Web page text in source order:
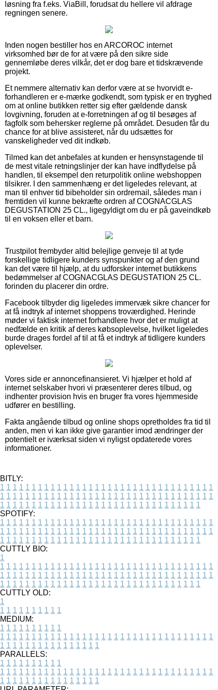
løsning fra f.eks. ViaBill, forudsat du hellere vil afdrage
regningen senere.
Inden nogen bestiller hos en ARCOROC internet
virksomhed bør de for at være på den sikre side
gennemløbe deres vilkår, det er dog bare et tidskrævende
projekt.
Et nemmere alternativ kan derfor være at se hvorvidt e-
forhandleren er e-mærke godkendt, som typisk er en tryghed
om at online butikken retter sig efter gældende dansk
lovgivning, foruden at e-forretningen af og til besøges af
fagfolk som behersker reglerne på området. Desuden får du
chance for at blive assisteret, når du udsættes for
vanskeligheder ved dit indkøb.
Tilmed kan det anbefales at kunden er hensynstagende til
de mest vitale retningslinjer der kan have indflydelse på
handlen, til eksempel den returpolitik online webshoppen
tilsikrer. I den sammenhæng er det ligeledes relevant, at
man til enhver tid bibeholder sin ordremail, således man i
fremtiden vil kunne bekræfte ordren af COGNACGLAS
DEGUSTATION 25 CL., ligegyldigt om du er på gaveindkøb
til en voksen eller et barn.
Trustpilot frembyder altid belejlige genveje til at tyde
forskellige tidligere kunders synspunkter og af den grund
kan det være til hjælp, at du udforsker internet butikkens
bedømmelser af COGNACGLAS DEGUSTATION 25 CL.
forinden du placerer din ordre.
Facebook tilbyder dig ligeledes immervæk sikre chancer for
at få indtryk af internet shoppens troværdighed. Herinde
møder vi faktisk internet forhandlere hvor det er muligt at
nedfælde en kritik af deres købsoplevelse, hvilket ligeledes
burde drages fordel af til at få et indtryk af tidligere kunders
oplevelser.
Vores side er annoncefinansieret. Vi hjælper et hold af
internet selskaber hvori vi præsenterer deres tilbud, og
indhenter provision hvis en bruger fra vores hjemmeside
udfører en bestilling.
Fakta angående tilbud og online shops opretholdes fra tid til
anden, men vi kan ikke give garantier imod ændringer der
potentielt er iværksat siden vi nyligst opdaterede vores
informationer.
BITLY:
1 1 1 1 1 1 1 1 1 1 1 1 1 1 1 1 1 1 1 1 1 1 1 1 1 1 1 1 1 1 1 1 1 1
1 1 1 1 1 1 1 1 1 1 1 1 1 1 1 1 1 1 1 1 1 1 1 1 1 1 1 1 1 1 1 1 1 1
1 1 1 1 1 1 1 1 1 1 1 1 1 1 1 1 1 1 1 1 1 1 1 1 1 1 1 1 1 1 1 1
SPOTIFY:
1 1 1 1 1 1 1 1 1 1 1 1 1 1 1 1 1 1 1 1 1 1 1 1 1 1 1 1 1 1 1 1 1 1
1 1 1 1 1 1 1 1 1 1 1 1 1 1 1 1 1 1 1 1 1 1 1 1 1 1 1 1 1 1 1 1 1 1
1 1 1 1 1 1 1 1 1 1 1 1 1 1 1 1 1 1 1 1 1 1 1 1 1 1 1 1 1 1 1 1
CUTTLY BIO:
1
1 1 1 1 1 1 1 1 1 1 1 1 1 1 1 1 1 1 1 1 1 1 1 1 1 1 1 1 1 1 1 1 1 1
1 1 1 1 1 1 1 1 1 1 1 1 1 1 1 1 1 1 1 1 1 1 1 1 1 1 1 1 1 1 1 1 1 1
1 1 1 1 1 1 1 1 1 1 1 1 1 1 1 1 1 1 1 1 1 1 1 1 1 1 1 1 1 1 1 1
CUTTLY OLD:
1
1 1 1 1 1 1 1 1 1 1
MEDIUM:
1 1 1 1 1 1 1 1 1 1
1 1 1 1 1 1 1 1 1 1 1 1 1 1 1 1 1 1 1 1 1 1 1 1 1 1 1 1 1 1 1 1 1 1
1 1 1 1 1 1 1 1 1 1 1 1 1 1 1 1
PARALLELS:
1 1 1 1 1 1 1 1 1 1
1 1 1 1 1 1 1 1 1 1 1 1 1 1 1 1 1 1 1 1 1 1 1 1 1 1 1 1 1 1 1 1 1 1
1 1 1 1 1 1 1 1 1 1 1 1 1 1 1 1